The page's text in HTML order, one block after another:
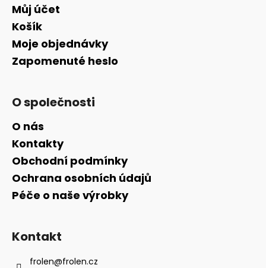
Můj účet
Košík
Moje objednávky
Zapomenuté heslo
O společnosti
O nás
Kontakty
Obchodní podmínky
Ochrana osobních údajů
Péče o naše výrobky
Kontakt
frolen@frolen.cz